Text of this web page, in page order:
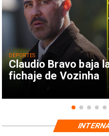
Claudio Bravo baja
fichaje de Vozinha
DEPORTES